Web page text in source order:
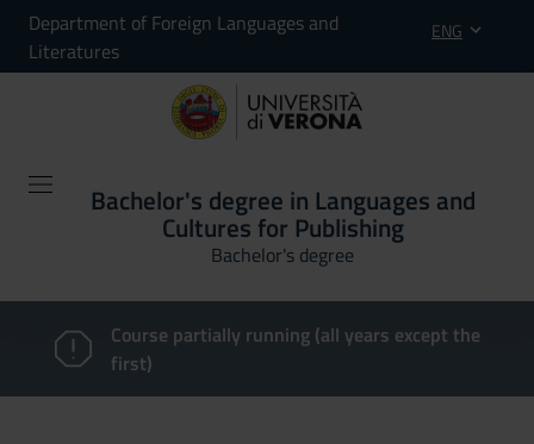
Department of Foreign Languages and
Literatures
ENG
Bachelor's degree in Languages and
Cultures for Publishing
Bachelor's degree
Course partially running (all years except the
first)